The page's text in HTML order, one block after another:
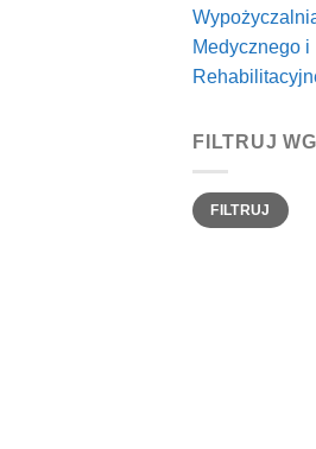
Medycznego i
FILTRUJ
Cena
min
Cena
maxFILTRUJ